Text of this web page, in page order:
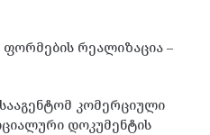
რეალიზაცია –
კომერციული
დოკუმენტის